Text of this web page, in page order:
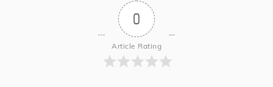
0
Article Rating